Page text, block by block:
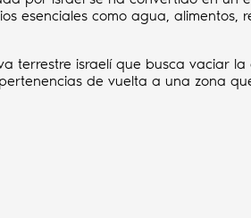
esenciales como agua,
terrestre israelí que busca vaciar
de vuelta a una zona